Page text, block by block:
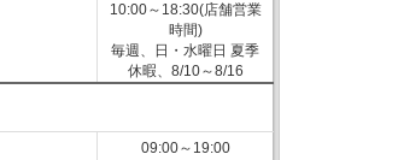
10:00～18:30(店舗営業
時間)
毎週、日・水曜日 夏季
休暇、8/10～8/16
09:00～19:00